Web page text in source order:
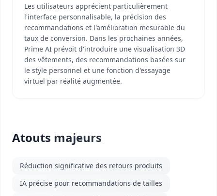
Les utilisateurs apprécient particulièrement
l'interface personnalisable, la précision des
recommandations et l'amélioration mesurable du
taux de conversion. Dans les prochaines années,
Prime AI prévoit d'introduire une visualisation 3D
des vêtements, des recommandations basées sur
le style personnel et une fonction d'essayage
virtuel par réalité augmentée.
Atouts majeurs
Réduction significative des retours produits
IA précise pour recommandations de tailles